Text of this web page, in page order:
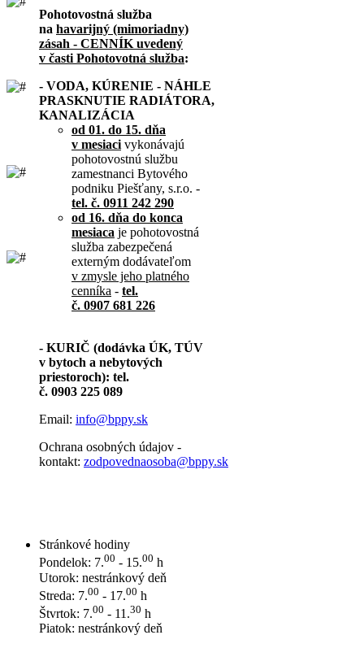
Pohotovostná služba
na havarijný (mimoriadny)
zásah - CENNÍK uvedený
v časti Pohotovotná služba:
- VODA, KÚRENIE - NÁHLE
PRASKNUTIE RADIÁTORA,
KANALIZÁCIA
od 01. do 15. dňa
v mesiaci vykonávajú
pohotovostnú službu
zamestnanci Bytového
podniku Piešťany, s.r.o. -
tel. č. 0911 242 290
od 16. dňa do konca
mesiaca je pohotovostná
služba zabezpečená
externým dodávateľom
v zmysle jeho platného
cenníka - tel.
č. 0907 681 226
- KURIČ (dodávka ÚK, TÚV
v bytoch a nebytových
priestoroch): tel.
č. 0903 225 089
Email: info@bppy.sk
Ochrana osobných údajov -
kontakt: zodpovednaosoba@bppy.sk
Stránkové hodiny
Pondelok: 7.00 - 15.00 h
Utorok: nestránkový deň
Streda: 7.00 - 17.00 h
Štvrtok: 7.00 - 11.30 h
Piatok: nestránkový deň